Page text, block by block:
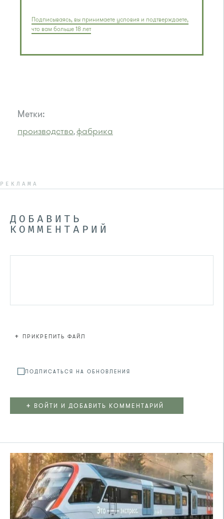
Подписываясь, вы принимаете условия и подтверждаете,
что вам больше 18 лет
Метки:
производство,фабрика
РЕКЛАМА
ДОБАВИТЬ
КОММЕНТАРИЙ
+ ПРИКРЕПИТЬ ФАЙЛ
ПОДПИСАТЬСЯ НА ОБНОВЛЕНИЯ
+ ВОЙТИ И ДОБАВИТЬ КОММЕНТАРИЙ